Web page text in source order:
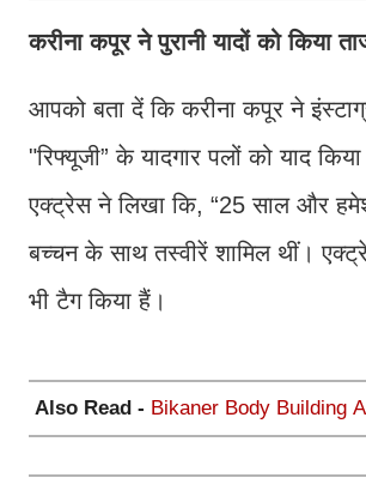
करीना कपूर ने पुरानी यादों को किया
आपको बता दें कि करीना कपूर ने
"रिफ्यूजी” के यादगार पलों को याद
एक्ट्रेस ने लिखा कि, “25 साल और
बच्चन के साथ तस्वीरें शामिल थीं।
भी टैग किया हैं।
Also Read - Bikaner Body Building